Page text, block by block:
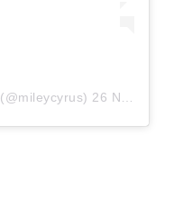
(@mileycyrus) 26 Nov 2018 kl. 7:08 PST